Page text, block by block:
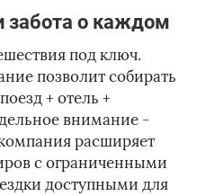
забота о каждом
под ключ.
позволит собирать
+ отель +
внимание -
расширяет
с ограниченными
доступными для